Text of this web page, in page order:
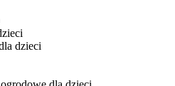
dzieci